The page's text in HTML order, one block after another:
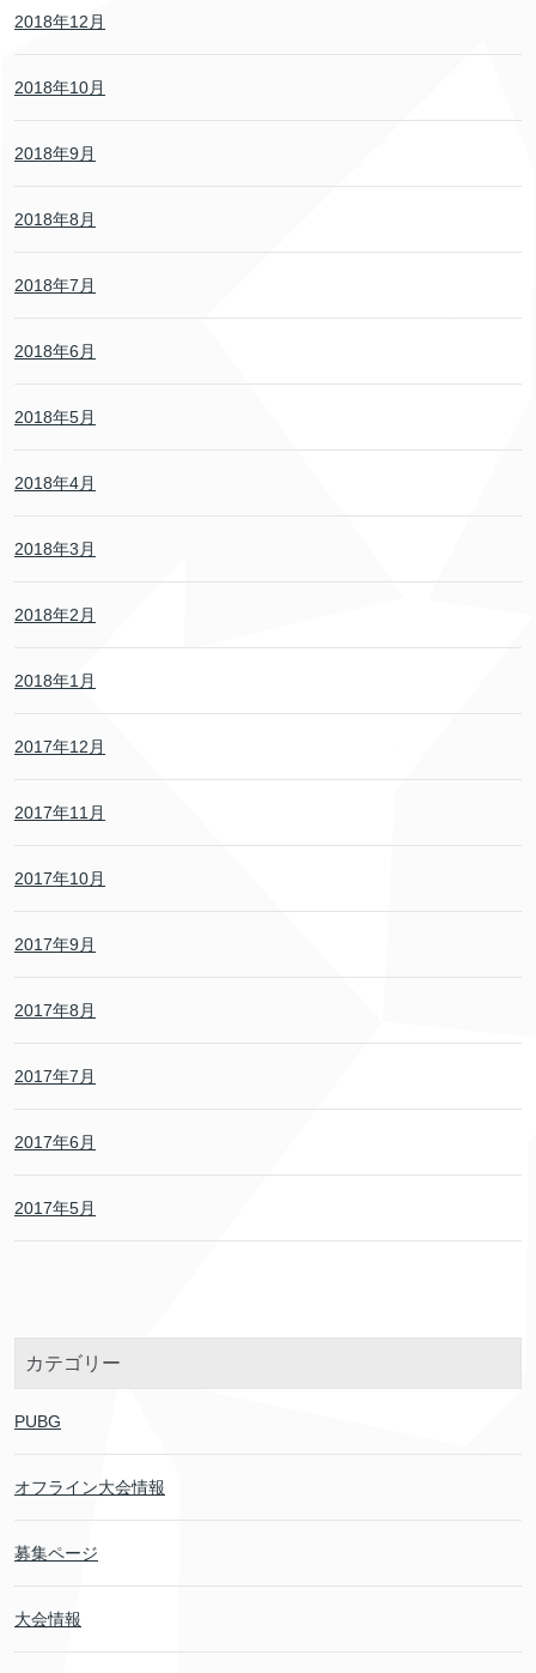
2018年12月
2018年10月
2018年9月
2018年8月
2018年7月
2018年6月
2018年5月
2018年4月
2018年3月
2018年2月
2018年1月
2017年12月
2017年11月
2017年10月
2017年9月
2017年8月
2017年7月
2017年6月
2017年5月
カテゴリー
PUBG
オフライン大会情報
募集ページ
大会情報